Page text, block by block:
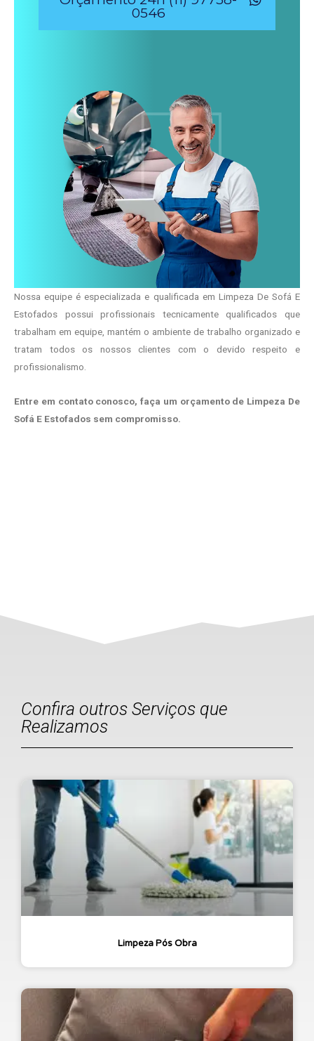
0546
Nossa equipe é especializada e qualificada em Limpeza De Sofá E
Estofados possui profissionais tecnicamente qualificados que
trabalham em equipe, mantém o ambiente de trabalho organizado e
tratam todos os nossos clientes com o devido respeito e
profissionalismo.
Entre em contato conosco, faça um orçamento de Limpeza De
Sofá E Estofados sem compromisso.
Confira outros Serviços que
Realizamos
Limpeza Pós Obra